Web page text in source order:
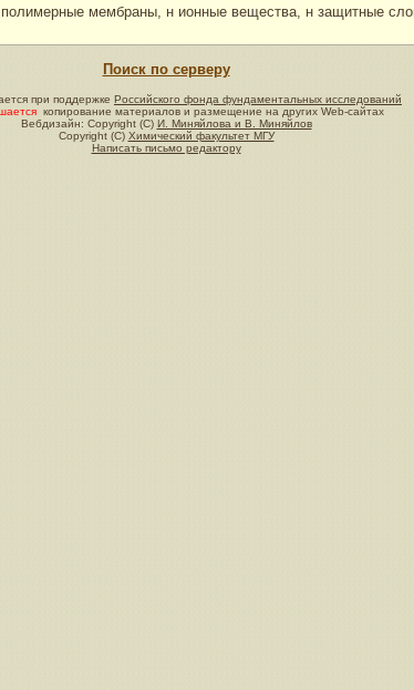
мембраны, н ионные вещества, н защитные
Поиск по серверу
при поддержке Российского фонда фундаментальных исследований
копирование материалов и размещение на других Web-сайтах
Вебдизайн: Copyright (C) И. Миняйлова и В. Миняйлов
Copyright (C) Химический факультет МГУ
Написать письмо редактору